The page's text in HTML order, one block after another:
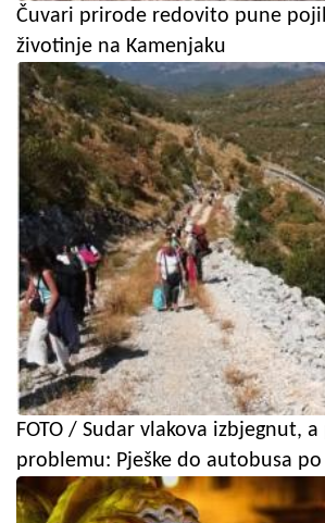
Čuvari prirode redovito pune
životinje na Kamenjaku
FOTO / Sudar vlakova izbjegnut,
problemu: Pješke do autobusa